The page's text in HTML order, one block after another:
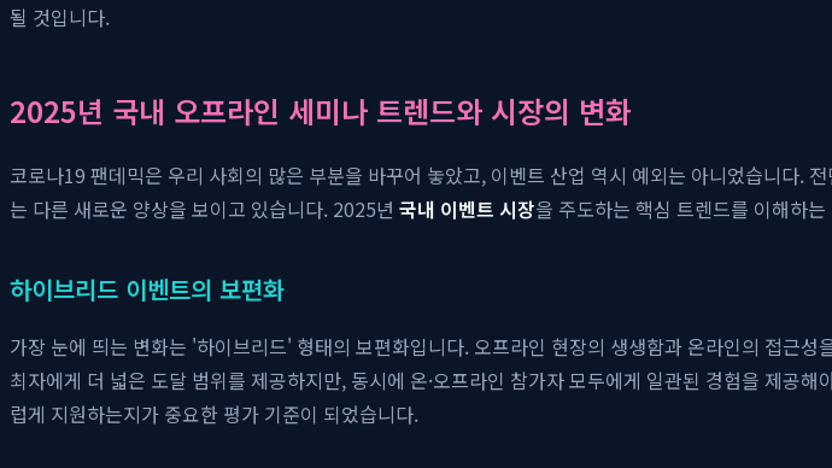
될 것입니다.
2025년 국내 오프라인 세미나 트렌드와 시장의 변화
코로나19 팬데믹은 우리 사회의 많은 부분을 바꾸어 놓았고, 이벤트 산업 역시 예외는 아니었습니다.
는 다른 새로운 양상을 보이고 있습니다. 2025년 국내 이벤트 시장을 주도하는 핵심 트렌드를 이해하
하이브리드 이벤트의 보편화
가장 눈에 띄는 변화는 '하이브리드' 형태의 보편화입니다. 오프라인 현장의 생생함과 온라인의 접근
최자에게 더 넓은 도달 범위를 제공하지만, 동시에 온·오프라인 참가자 모두에게 일관된 경험을 제공
럽게 지원하는지가 중요한 평가 기준이 되었습니다.